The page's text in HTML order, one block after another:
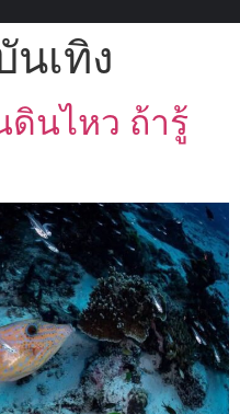
นเทิง
นไหว ถ้ารู้